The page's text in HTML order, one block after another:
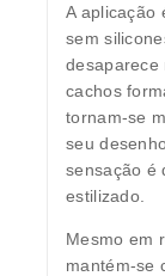
A aplicação
sem
desaparece
cachos
tornam-se
seu
sensação é
estilizado.
Mesmo em
mantém-se